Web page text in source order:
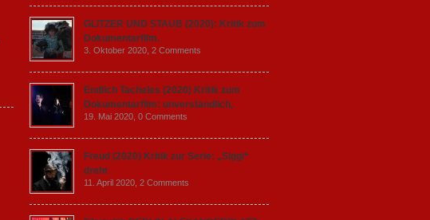
GLITZER UND STAUB (2020): Kritik zum
Dokumentarfilm.
3. Oktober 2020, 2 Comments
Endlich Tacheles (2020) Kritik zum
Dokumentarfilm: unverständlich,
19. Mai 2020, 0 Comments
Freud (2020) Kritik zur Serie: „Siggi“
dreht
11. April 2020, 2 Comments